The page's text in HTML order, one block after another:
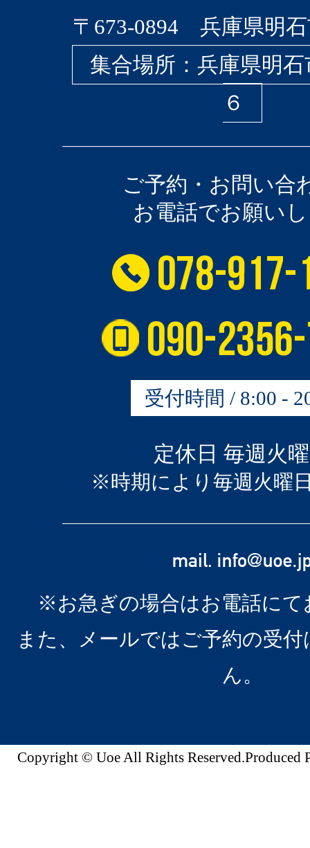
〒673-0894 兵庫県明石
集合場所：兵庫県明
６
ご予約・お問い合
お電話でお願い
受付時間 / 8:00 -
定休日 毎週火
※時期により毎週火曜
※お急ぎの場合はお電話にて
また、メールではご予約の受
ん。
Copyright © Uoe All Rights Reserved.Produced